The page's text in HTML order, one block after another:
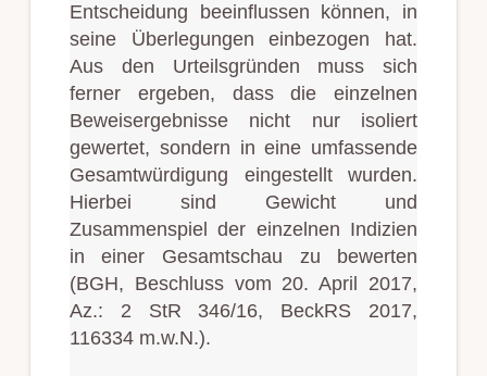
Entscheidung beeinflussen können, in
seine Überlegungen einbezogen hat.
Aus den Urteilsgründen muss sich
ferner ergeben, dass die einzelnen
Beweisergebnisse nicht nur isoliert
gewertet, sondern in eine umfassende
Gesamtwürdigung eingestellt wurden.
Hierbei sind Gewicht und
Zusammenspiel der einzelnen Indizien
in einer Gesamtschau zu bewerten
(BGH, Beschluss vom 20. April 2017,
Az.: 2 StR 346/16, BeckRS 2017,
116334 m.w.N.).